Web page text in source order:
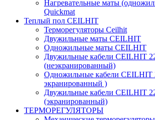
Нагревательные маты
Quickmat
Теплый пол CEILHIT
Терморегуляторы Ceilhit
Двужильные маты CEILHIT
Одножильные маты CEILHIT
Двужильные кабели CEILHIT
(неэкранированный)
Одножильные кабели CEILHIT
экранированный )
Двужильные кабели CEILHIT
(экранированный)
ТЕРМОРЕГУЛЯТОРЫ